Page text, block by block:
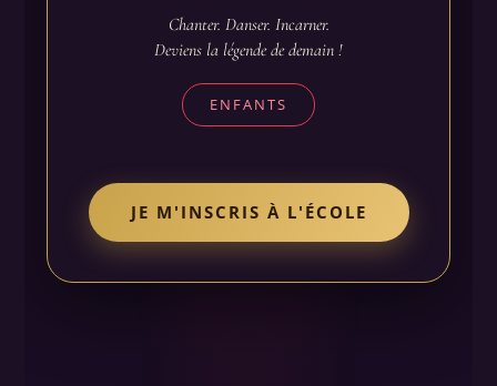
Chanter. Danser. Incarner.
Deviens la légende de demain !
ENFANTS
JE M'INSCRIS À L'ÉCOLE